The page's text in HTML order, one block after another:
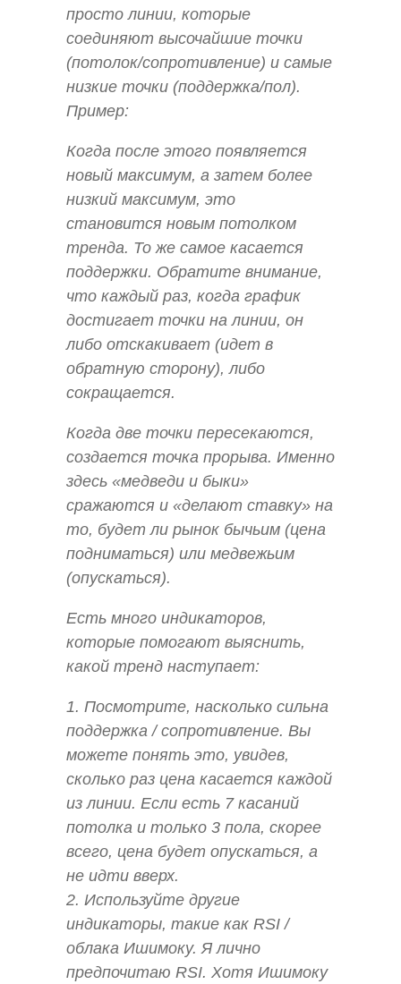
просто линии, которые
соединяют высочайшие точки
(потолок/сопротивление) и самые
низкие точки (поддержка/пол).
Пример:
Когда после этого появляется
новый максимум, а затем более
низкий максимум, это
становится новым потолком
тренда. То же самое касается
поддержки. Обратите внимание,
что каждый раз, когда график
достигает точки на линии, он
либо отскакивает (идет в
обратную сторону), либо
сокращается.
Когда две точки пересекаются,
создается точка прорыва. Именно
здесь «медведи и быки»
сражаются и «делают ставку» на
то, будет ли рынок бычьим (цена
подниматься) или медвежьим
(опускаться).
Есть много индикаторов,
которые помогают выяснить,
какой тренд наступает:
1. Посмотрите, насколько сильна
поддержка / сопротивление. Вы
можете понять это, увидев,
сколько раз цена касается каждой
из линии. Если есть 7 касаний
потолка и только 3 пола, скорее
всего, цена будет опускаться, а
не идти вверх.
2. Используйте другие
индикаторы, такие как RSI /
облака Ишимоку. Я лично
предпочитаю RSI. Хотя Ишимоку